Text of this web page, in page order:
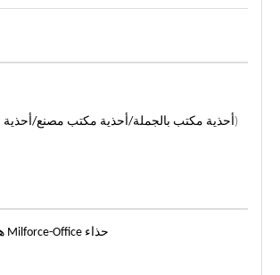
(أحذية مكتب بالجملة/أحذية مكتب مصنع/
حذاء Milforce-Office هو خيارك الأمثل للأحذية الرسمية والرسمية لأي عسكري أو قانون أو إطفاء أو أمن.